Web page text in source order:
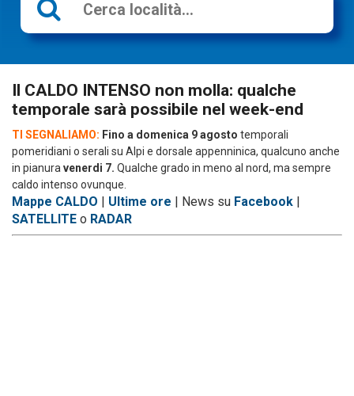
Il CALDO INTENSO non molla: qualche
temporale sarà possibile nel week-end
TI SEGNALIAMO: Fino a domenica 9 agosto temporali
pomeridiani o serali su Alpi e dorsale appenninica, qualcuno anche
in pianura venerdi 7. Qualche grado in meno al nord, ma sempre
caldo intenso ovunque.
Mappe CALDO | Ultime ore | News su Facebook |
SATELLITE o RADAR